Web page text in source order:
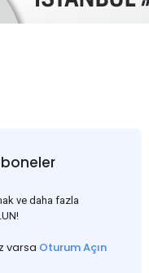
ve daha fazla
varsa Oturum Açın